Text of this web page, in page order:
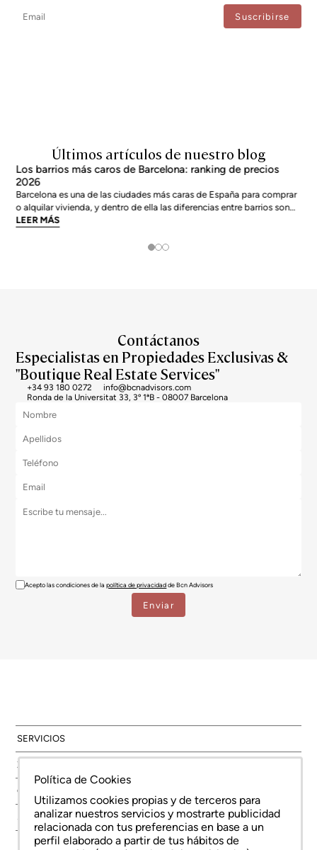
Últimos artículos de nuestro blog
Los barrios más caros de Barcelona: ranking de precios
2026
Barcelona es una de las ciudades más caras de España para comprar
o alquilar vivienda, y dentro de ella las diferencias entre barrios son
enormes. El precio medio de la ciudad se sitúa en torno a los 5.269
LEER MÁS
Contáctanos
Especialistas en Propiedades Exclusivas &
"Boutique Real Estate Services"
+34 93 180 0272
info@bcnadvisors.com
Ronda de la Universitat 33, 3º 1ªB - 08007 Barcelona
Acepto las condiciones de lapolítica de privacidadde Bcn Advisors
SERVICIOS
ZONAS
OBRA NUEVA
SOBRE NOSOTROS
Política de Cookies
Utilizamos cookies propias y de terceros para
analizar nuestros servicios y mostrarte publicidad
relacionada con tus preferencias en base a un
perfil elaborado a partir de tus hábitos de